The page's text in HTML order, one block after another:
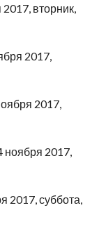
вторник,
2017,
2017,
ноября 2017,
2017, суббота,